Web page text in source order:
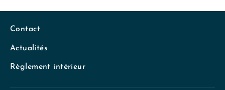
Contact
Actualités
Règlement intérieur